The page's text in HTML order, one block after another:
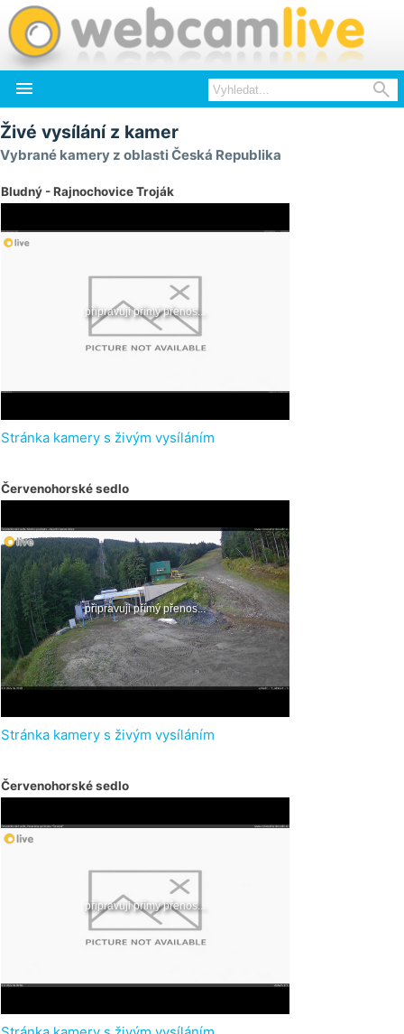
 
Živé vysílání z kamer
Vybrané kamery z oblasti Česká Republika
Bludný - Rajnochovice Troják
Stránka kamery s živým vysíláním
Červenohorské sedlo
Stránka kamery s živým vysíláním
Červenohorské sedlo